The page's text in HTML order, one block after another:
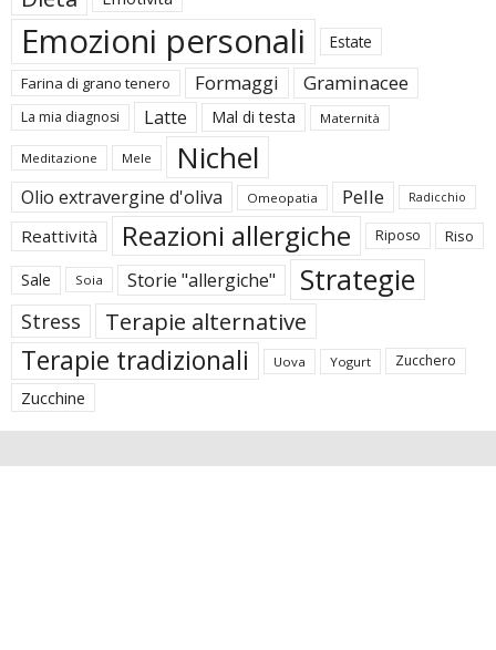
Emozioni personali Estate
Farina di grano tenero Formaggi Graminacee
La mia diagnosi Latte Mal di testa Maternità
Meditazione Mele Nichel
Olio extravergine d'oliva Omeopatia Pelle Radicchio
Reattività Reazioni allergiche Riposo Riso
Sale Soia Storie "allergiche" Strategie
Stress Terapie alternative
Terapie tradizionali Uova Yogurt Zucchero
Zucchine